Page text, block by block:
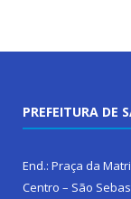
PREFEITURA DE
End.: Praça da
Centro – São